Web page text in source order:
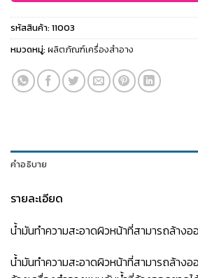
รหัสสินค้า:11003
หมวดหมู่:ผลิตภัณฑ์เครื่องสำอาง
คำอธิบาย
รายละเอียด
น้ำมันทำความสะอาดผิวหน้าที่สามารถล้าง
น้ำมันทำความสะอาดผิวหน้าที่สามารถล้าง